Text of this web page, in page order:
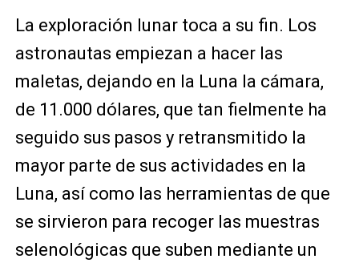
La exploración lunar toca a su fin. Los
astronautas empiezan a hacer las
maletas, dejando en la Luna la cámara,
de 11.000 dólares, que tan fielmente ha
seguido sus pasos y retransmitido la
mayor parte de sus actividades en la
Luna, así como las herramientas de que
se sirvieron para recoger las muestras
selenológicas que suben mediante un